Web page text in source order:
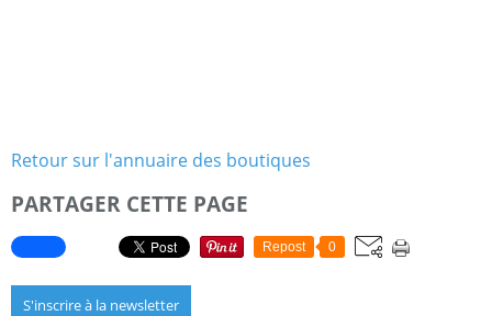
Retour sur l'annuaire des boutiques
PARTAGER CETTE PAGE
Repost 0
S'inscrire à la newsletter